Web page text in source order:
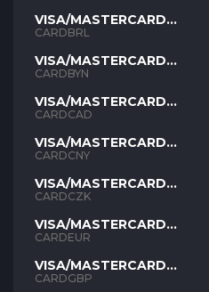
VISA/MASTERCARD
BRL
CARDBRL
VISA/MASTERCARD
BYN
CARDBYN
VISA/MASTERCARD
CAD
CARDCAD
VISA/MASTERCARD
CNY
CARDCNY
VISA/MASTERCARD
CZK
CARDCZK
VISA/MASTERCARD
EUR
CARDEUR
VISA/MASTERCARD
GBP
CARDGBP